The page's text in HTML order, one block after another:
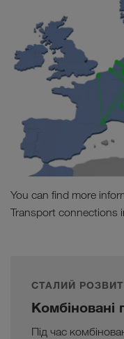
You can find more
Transport connections
СТАЛИЙ
Комбіновані
Під час